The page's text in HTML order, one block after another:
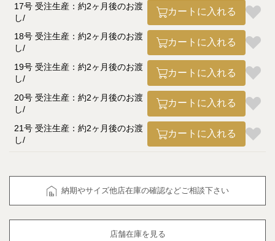
17号 受注生産：約2ヶ月後のお渡
し
カートに入れる
18号 受注生産：約2ヶ月後のお渡
し
カートに入れる
19号 受注生産：約2ヶ月後のお渡
し
カートに入れる
20号 受注生産：約2ヶ月後のお渡
し
カートに入れる
21号 受注生産：約2ヶ月後のお渡
し
カートに入れる
納期やサイズ他店在庫の確認などご相談下さい
店舗在庫を見る